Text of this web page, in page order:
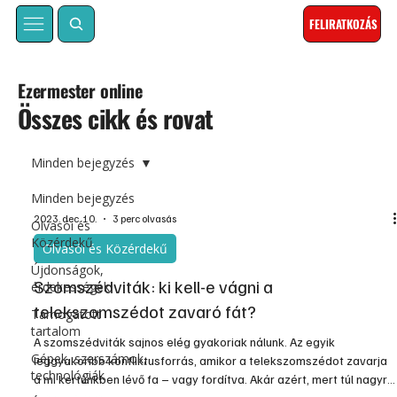
FELIRATKOZÁS
Összes cikk és rovat
Ezermester online
Minden bejegyzés
Olvasói és
Közérdekű
Újdonságok,
érdekességek
Támogatott
tartalom
Gépek, szerszámok,
technológiák
Minden bejegyzés
2023. dec. 10. 3 perc olvasás
Olvasói és Közérdekű
Szomszédviták: ki kell-e vágni a
telekszomszédot zavaró fát?
A szomszédviták sajnos elég gyakoriak nálunk. Az egyik
leggyakoribb konfliktusforrás, amikor a telekszomszédot zavarja
a mi kertünkben lévő fa – vagy fordítva. Akár azért, mert túl nagyra